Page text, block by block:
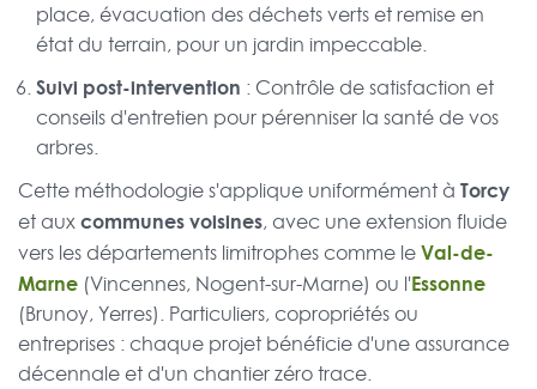
place, évacuation des déchets verts et remise en
état du terrain, pour un jardin impeccable.
Suivi post-intervention : Contrôle de satisfaction et
conseils d'entretien pour pérenniser la santé de vos
arbres.
Cette méthodologie s'applique uniformément à Torcy
et auxcommunes voisines, avec une extension fluide
vers les départements limitrophes comme leVal-de-
Marne (Vincennes, Nogent-sur-Marne) ou l'Essonne
(Brunoy, Yerres). Particuliers, copropriétés ou
entreprises : chaque projet bénéficie d'une assurance
décennale et d'un chantier zéro trace.